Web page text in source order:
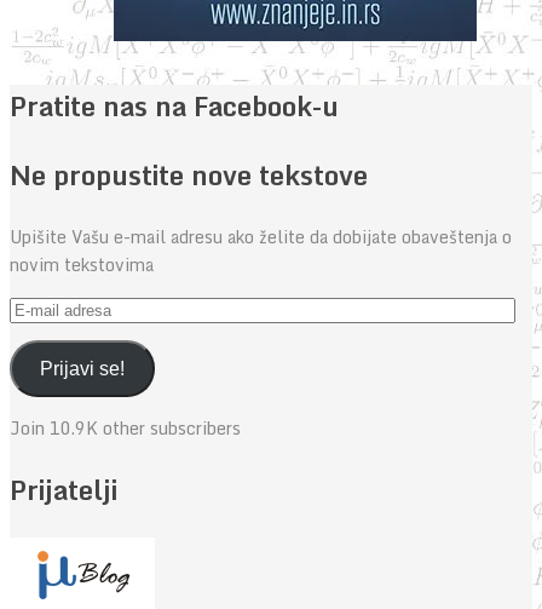
Pratite nas na Facebook-u
Ne propustite nove tekstove
Upišite Vašu e-mail adresu ako želite da dobijate obaveštenja o
novim tekstovima
E-
mail
adresaPrijavi se!
Join 10.9K other subscribers
Prijatelji